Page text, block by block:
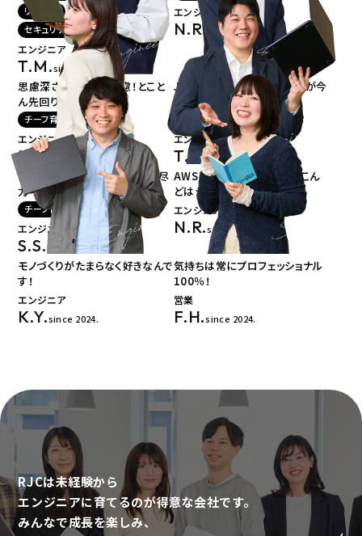
リーダー
セキュリティ資格保持者
エンジニア
T.M.since 2017.
エンジニア
N.R. since 2023.
思慮深さと気が利く配慮！とこと
ん先回り
チーフ育成研修中
エンジニア
H.K. since 2024.
Javaが呪文 (?_?) だった私が今
は後輩を教えています
チーフ育成研修中
エンジニア
T.S.since 2023.
チーフへの道のりも、AIも絶賛尽
力中！
チーフ育成研修中
エンジニア
S.S.since 2022.
AWSに夢中！堅牢な体躯をこん
どはシステムに！
エンジニア
N.R.since 2024.
モノづくりがたまらなく好きなんで
す！
エンジニア
K.Y.since 2024.
気持ちは常にプロフェッショナル
100％！
営業
F.H.since 2024.
RJCは未経験から
エンジニアに育てるのが得意な会社です。
みんなで成⻑を楽しみ、